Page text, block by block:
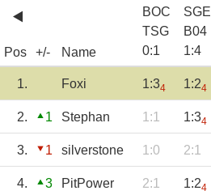
Pos +/- Name
BOC
TSG
0:1
SGE
B04
1:4
1. Foxi 1:34 1:24
2. 1 Stephan 1:1 1:34
3. 1 silverstone 1:0 2:1
4. 3 PitPower 2:1 1:24